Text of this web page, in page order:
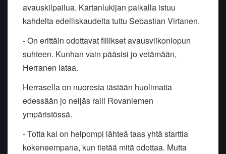
avauskilpailua. Kartanlukijan paikalla istuu
kahdelta edelliskaudelta tuttu Sebastian Virtanen.
- On erittäin odottavat fiilikset avausviikonlopun
suhteen. Kunhan vain pääsisi jo vetämään,
Herranen lataa.
Herrasella on nuoresta iästään huolimatta
edessään jo neljäs ralli Rovaniemen
ympäristössä.
- Totta kai on helpompi lähteä taas yhtä starttia
kokeneempana, kun tietää mitä odottaa. Mutta